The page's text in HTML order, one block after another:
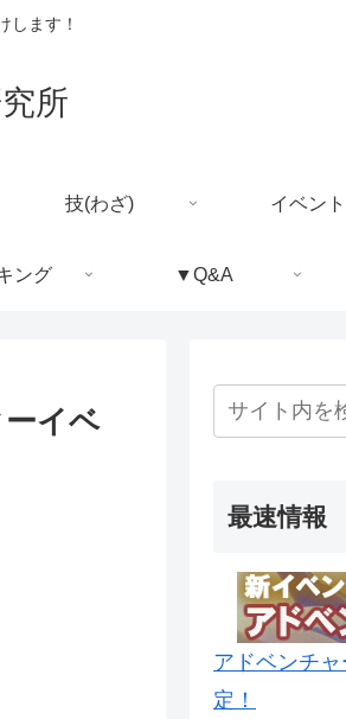
します！
所
技(わざ) イベント
ング ▼Q&A
イベ
最速情報
アドベンチ
定！